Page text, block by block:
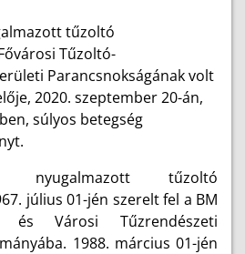
tűzoltó
Tűzoltó-
Parancsnokságának volt
2020. szeptember 20-án,
súlyos betegség
nyugalmazott tűzoltó
július 01-jén szerelt fel a BM
és Városi Tűzrendészeti
1988. március 01-jén